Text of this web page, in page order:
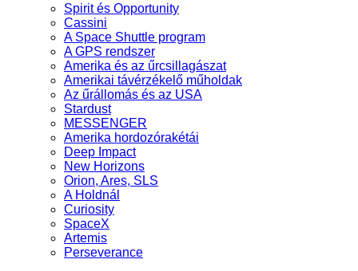
Spirit és Opportunity
Cassini
A Space Shuttle program
A GPS rendszer
Amerika és az űrcsillagászat
Amerikai távérzékelő műholdak
Az űrállomás és az USA
Stardust
MESSENGER
Amerika hordozórakétái
Deep Impact
New Horizons
Orion, Ares, SLS
A Holdnál
Curiosity
SpaceX
Artemis
Perseverance